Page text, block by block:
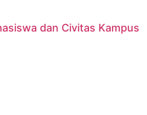
dan Civitas Kampus